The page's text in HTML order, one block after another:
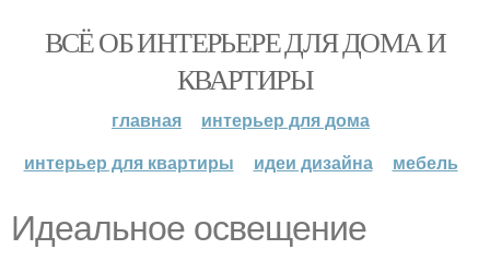
ВСЁ ОБ ИНТЕРЬЕРЕ ДЛЯ ДОМА И
КВАРТИРЫ
главная
интерьер для дома
интерьер для квартиры
идеи дизайна мебель
Идеальное освещение